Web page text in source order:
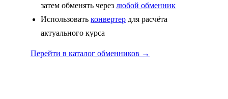
затем обменять через любой обменник
Использовать конвертер для расчёта
актуального курса
Перейти в каталог обменников →